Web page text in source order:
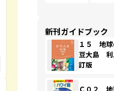
新刊ガイドブック
１５ 地
豆大島 利
訂版
Ｃ０２